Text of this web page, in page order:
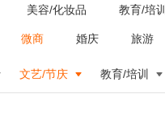
美容/化妆品 教育/培训
微商 婚庆 旅游
文艺/节庆 教育/培训